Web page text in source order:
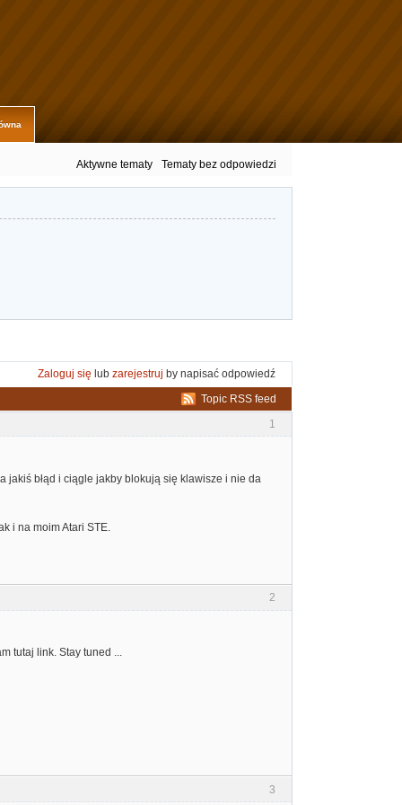
Aktywne tematy Tematy bez odpowiedzi
Zaloguj się lub zarejestruj by napisać odpowiedź
Topic RSS feed
1
jakiś błąd i ciągle jakby blokują się klawisze i nie da
i na moim Atari STE.
2
tutaj link. Stay tuned ...
3